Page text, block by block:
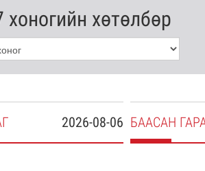
хоногийн хөтөлбөр
2026-08-06 БААСАН